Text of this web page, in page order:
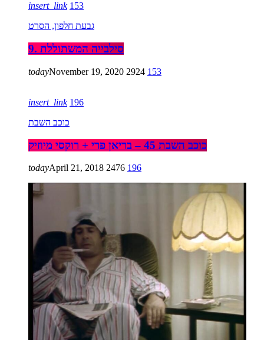
insert_link 153
גבעת חלפון, הסרט
9. סילבייה המשתוללת
todayNovember 19, 2020 2924 153
insert_link 196
כוכב השבת
כוכב השבת 45 – בריאן פרי + רוקסי מיוזיק
todayApril 21, 2018 2476 196